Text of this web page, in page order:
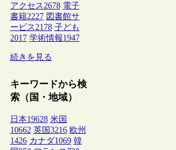
アクセス 2678 電子
書籍2227 図書館サ
ービス 2178 子ども
2017 学術情報1947
続きを見る
キーワードから検
索（国・地域）
日本19628 米国
10662 英国3216 欧州
1426 カナダ1069 韓